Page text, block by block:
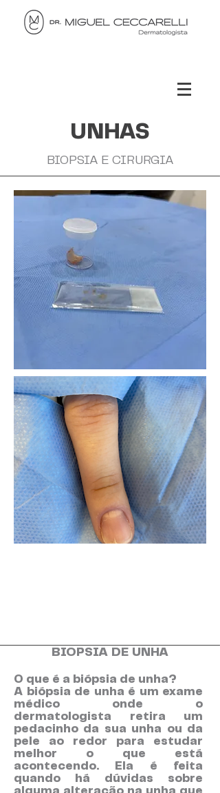
UNHAS
BIOPSIA E CIRURGIA
BIOPSIA DE UNHA
O que é a biópsia de unha?
A biópsia de unha é um exame
médico onde o
dermatologista retira um
pedacinho da sua unha ou da
pele ao redor para estudar
melhor o que está
acontecendo. Ela é feita
quando há dúvidas sobre